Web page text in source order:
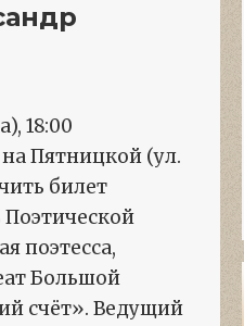
18:00
Пятницкой (ул.
билет
поэтесса,
Большой
счёт». Ведущий